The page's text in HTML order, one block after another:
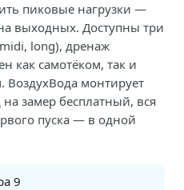
пиковые нагрузки —
выходных. Доступны три
long), дренаж
как самотёком, так и
монтирует
замер бесплатный, вся
пуска — в одной
9